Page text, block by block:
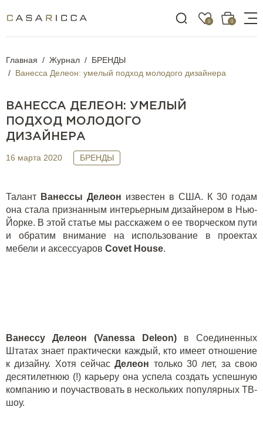
0 0
Главная Журнал
БРЕНДЫ
Ванесса Делеон: умелый подход молодого дизайнера
ВАНЕССА ДЕЛЕОН: УМЕЛЫЙ
ПОДХОД МОЛОДОГО
ДИЗАЙНЕРА
16 марта 2020 БРЕНДЫ
Талант Ванессы Делеон известен в США. К 30 годам
она стала признанным интерьерным дизайнером в Нью-
Йорке. В этой статье мы расскажем о ее творческом пути
и обратим внимание на использование в проектах
мебели и аксессуаров Covet House.
Ванессу Делеон (Vanessa De eon) в Соединенных
Штатах знает практически каждый, кто имеет отношение
к дизайну. Хотя сейчасДелеон только 30 лет, за свою
десятилетнюю (!) карьеру она успела создать успешную
компанию и поучаствовать в нескольких популярных ТВ-
шоу.